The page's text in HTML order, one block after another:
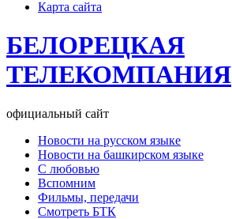
Карта сайта
БЕЛОРЕЦКАЯ
ТЕЛЕКОМПАНИЯ
официальный сайт
Новости на русском языке
Новости на башкирском языке
С любовью
Вспомним
Фильмы, передачи
Смотреть БТК